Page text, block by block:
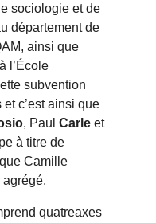
sociologie et de
département de
ainsi que
l’École
subvention
c’est ainsi que
, PaulCarle et
à titre de
Camille
agrégé.
quatreaxes